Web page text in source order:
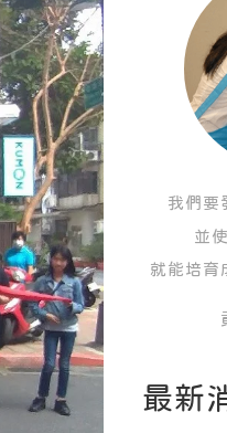
我們要
並
就能培育
最新